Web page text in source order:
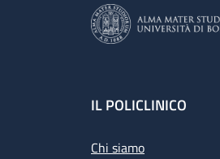
Footer
IL POLICLINICO
Chi siamo